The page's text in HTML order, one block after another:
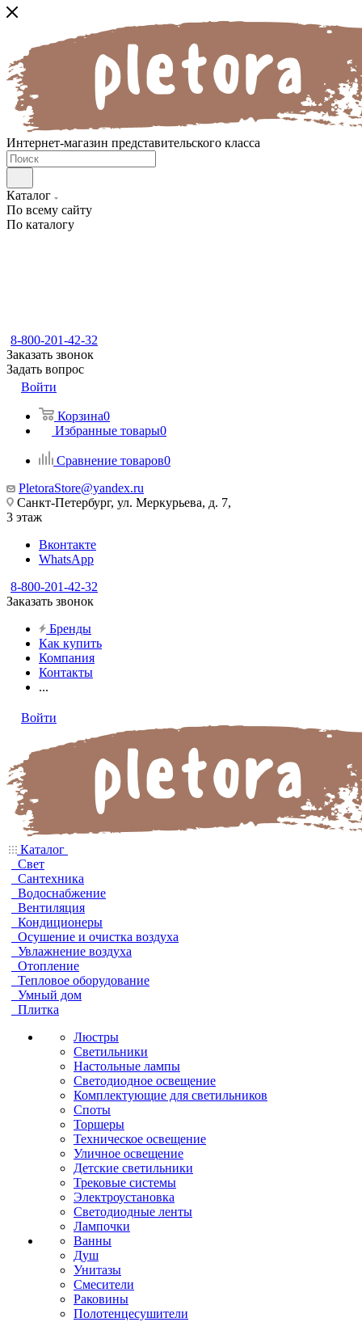
Интернет-магазин представительского класса
Каталог
По всему сайту
По каталогу
8-800-201-42-32
Заказать звонок
Задать вопрос
Войти
Корзина0
Избранные товары0
Сравнение товаров0
PletoraStore@yandex.ru
Санкт-Петербург, ул. Меркурьева, д. 7,
3 этаж
Вконтакте
WhatsApp
8-800-201-42-32
Заказать звонок
Бренды
Как купить
Компания
Контакты
...
Войти
Каталог
Свет
Сантехника
Водоснабжение
Вентиляция
Кондиционеры
Осушение и очистка воздуха
Увлажнение воздуха
Отопление
Тепловое оборудование
Умный дом
Плитка
Люстры
Светильники
Настольные лампы
Светодиодное освещение
Комплектующие для светильников
Споты
Торшеры
Техническое освещение
Уличное освещение
Детские светильники
Трековые системы
Электроустановка
Светодиодные ленты
Лампочки
Ванны
Душ
Унитазы
Смесители
Раковины
Полотенцесушители